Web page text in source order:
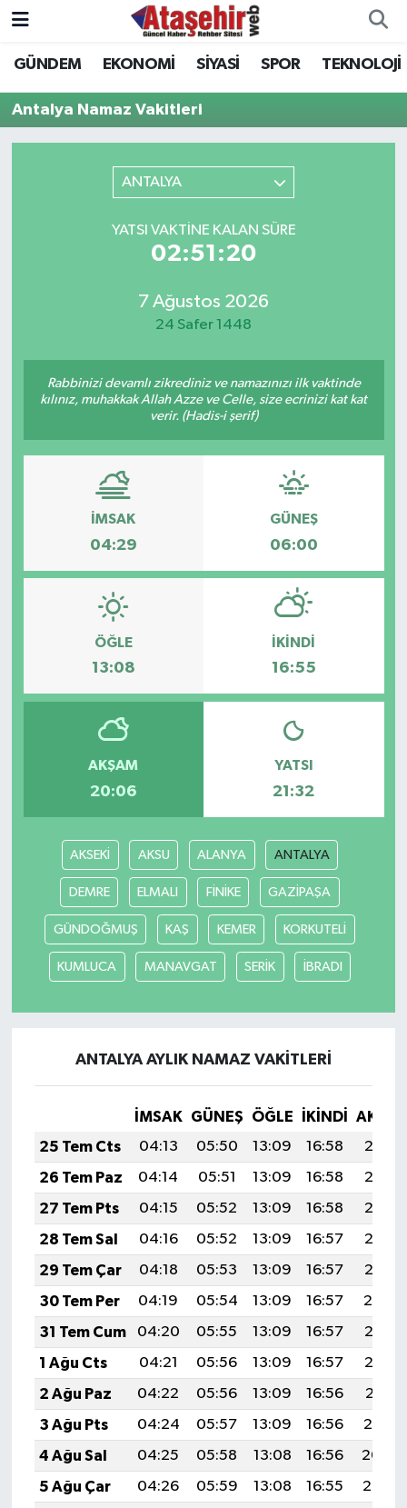
GÜNDEM EKONOMİ SİYASİ SPOR TEKNOLOJİ
Antalya Namaz Vakitleri
ANTALYA
YATSI VAKTINE KALAN SÜRE
02:51:20
7 Ağustos 2026
24 Safer 1448
Rabbinizi devamlı zikrediniz ve namazınızı ilk vaktinde
kılınız, muhakkak Allah Azze ve Celle, size ecrinizi kat kat
verir. (Hadis-i şerif)
İMSAK
04:29
GÜNEŞ
06:00
ÖĞLE
13:08
İKINDI
16:55
AKŞAM
20:06
YATSI
21:32
AKSEKİ AKSU ALANYA ANTALYA
DEMRE ELMALI FİNİKE GAZİPAŞA
GÜNDOĞMUŞ KAŞ KEMER KORKUTELİ
KUMLUCA MANAVGAT SERİK İBRADI
ANTALYA AYLIK NAMAZ VAKITLERI
İMSAK GÜNEŞ ÖĞLE İKINDI
25 Tem Cts
04:13 05:50 13:09 16:58
20:18
26 Tem Paz
04:14 05:51 13:09 16:58
20:17
27 Tem Pts
04:15 05:52 13:09 16:58
20:16
28 Tem Sal
04:16 05:52 13:09 16:57
20:15
29 Tem Çar
04:18 05:53 13:09 16:57
20:15
30 Tem Per
04:19 05:54 13:09 16:57
20:14
31 Tem Cum
04:20 05:55 13:09 16:57
20:13
1 Ağu Cts
04:21 05:56 13:09 16:57
20:12
2 Ağu Paz
04:22 05:56 13:09 16:56
20:11
3 Ağu Pts
04:24 05:57 13:09 16:56
20:10
4 Ağu Sal
04:25 05:58 13:08 16:56
20:09
5 Ağu Çar
04:26 05:59 13:08 16:55
20:08
Hava Durumu
Trafik Durumu
Son Dakika Haberleri